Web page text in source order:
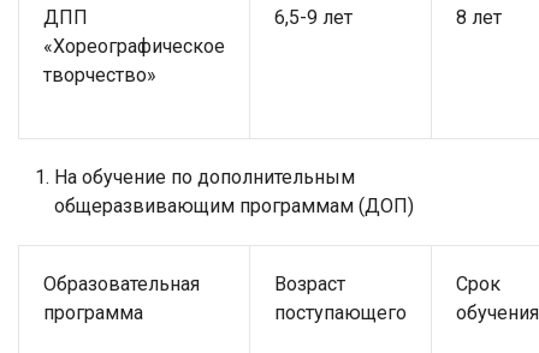
ДПП
«Хореографическое
творчество»
6,5-9 лет 8 лет
На обучение по дополнительным
общеразвивающим программам (ДОП)
Образовательная
программа
Возраст
поступающего
Срок
обучения